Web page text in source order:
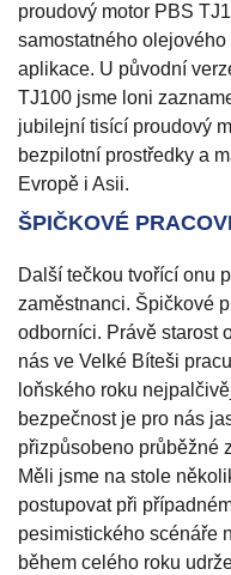
proudový motor PBS
samostatného
aplikace. U původní
TJ100 jsme loni
jubilejní tisící proudový
bezpilotní prostředky a
Evropě i Asii.
ŠPIČKOVÉ
Další tečkou tvořící onu
zaměstnanci. Špičkové
odborníci. Právě starost
nás ve Velké Bíteši
loňského roku
bezpečnost je pro nás
přizpůsobeno průběžné
Měli jsme na stole
postupovat při
pesimistického scénáře
během celého roku